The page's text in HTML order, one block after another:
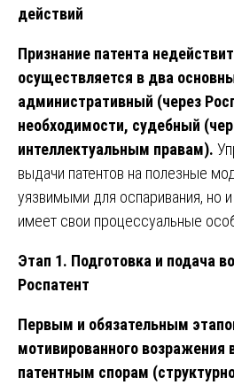
действий
Признание патента
осуществляется в два
административный (через
необходимости, судебный
интеллектуальным правам).
выдачи патентов на полезные
уязвимыми для оспаривания, но
имеет свои процессуальные
Этап 1. Подготовка и подача
Роспатент
Первым и обязательным
мотивированного возражения
патентным спорам